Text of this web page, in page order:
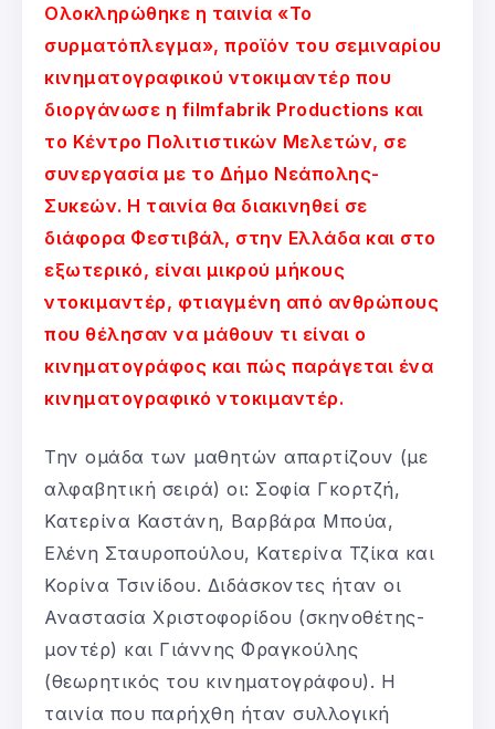
Ολοκληρώθηκε η ταινία «Το
συρματόπλεγμα», προϊόν του σεμιναρίου
κινηματογραφικού ντοκιμαντέρ που
διοργάνωσε η filmfabrik Productions και
το Κέντρο Πολιτιστικών Μελετών, σε
συνεργασία με το Δήμο Νεάπολης-
Συκεών. Η ταινία θα διακινηθεί σε
διάφορα Φεστιβάλ, στην Ελλάδα και στο
εξωτερικό, είναι μικρού μήκους
ντοκιμαντέρ, φτιαγμένη από ανθρώπους
που θέλησαν να μάθουν τι είναι ο
κινηματογράφος και πώς παράγεται ένα
κινηματογραφικό ντοκιμαντέρ.
Την ομάδα των μαθητών απαρτίζουν (με
αλφαβητική σειρά) οι: Σοφία Γκορτζή,
Κατερίνα Καστάνη, Βαρβάρα Μπούα,
Ελένη Σταυροπούλου, Κατερίνα Τζίκα και
Κορίνα Τσινίδου. Διδάσκοντες ήταν οι
Αναστασία Χριστοφορίδου (σκηνοθέτης-
μοντέρ) και Γιάννης Φραγκούλης
(θεωρητικός του κινηματογράφου). Η
ταινία που παρήχθη ήταν συλλογική